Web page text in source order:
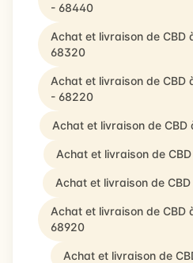
- 68440
Achat et livraison de CBD
68320
Achat et livraison de CBD
- 68220
Achat et livraison de CBD
Achat et livraison de
Achat et livraison de
Achat et livraison de CBD
68920
Achat et livraison de